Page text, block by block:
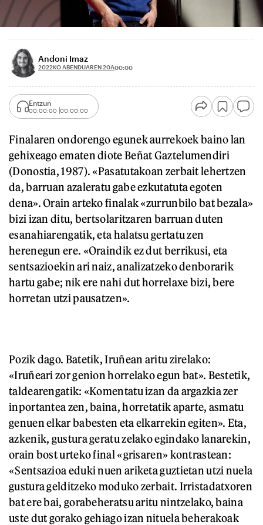
Andoni Imaz
2022KO ABENDUAREN 20A00:00
Entzun
00:00:00 00:00:00
Finalaren ondorengo egunek aurrekoek baino lan
gehixeago ematen diote Beñat Gaztelumendiri
(Donostia, 1987). «Pasatutakoan zerbait lehertzen
da, barruan azaleratu gabe ezkutatuta egoten
dena». Orain arteko finalak «zurrunbilo bat bezala»
bizi izan ditu, bertsolaritzaren barruan duten
esanahiarengatik, eta halatsu gertatu zen
herenegun ere. «Oraindik ez dut berrikusi, eta
sentsazioekin ari naiz, analizatzeko denborarik
hartu gabe; nik ere nahi dut horrelaxe bizi, bere
horretan utzi pausatzen».
Pozik dago. Batetik, Iruñean aritu zirelako:
«Iruñeari zor genion horrelako egun bat». Bestetik,
taldearengatik: «Komentatu izan da argazkia zer
inportantea zen, baina, horretatik aparte, asmatu
genuen elkar babesten eta elkarrekin egiten». Eta,
azkenik, gustura geratu zelako egindako lanarekin,
orain bost urteko final «grisaren» kontrastean:
«Sentsazioa eduki nuen ariketa guztietan utzi nuela
gustura gelditzeko moduko zerbait. Irristadatxoren
bat ere bai, gorabeheratsu aritu nintzelako, baina
uste dut gorako gehiago izan nituela beherakoak